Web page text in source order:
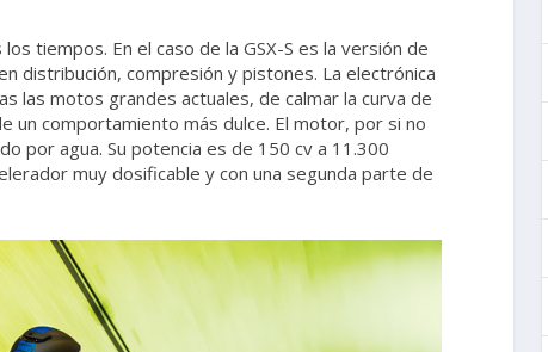
tiempos. En el caso de la GSX-S es la versión de
distribución, compresión y pistones. La electrónica
las motos grandes actuales, de calmar la curva de
un comportamiento más dulce. El motor, por si no
por agua. Su potencia es de 150 cv a 11.300
muy dosificable y con una segunda parte de